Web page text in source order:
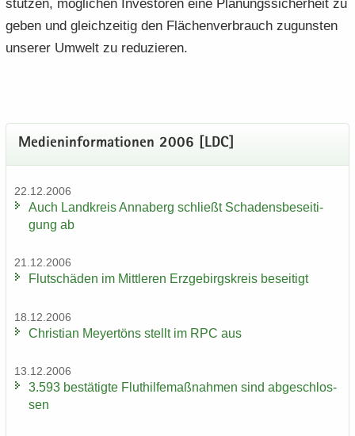
stüt­zen, mög­li­chen In­ves­to­ren eine Pla­nungs­si­cher­heit zu
geben und gleich­zei­tig den Flä­chen­ver­brauch zu­guns­ten
un­se­rer Um­welt zu re­du­zie­ren.
Me­di­en­in­for­ma­tio­nen 2006 [LDC]
22.12.2006
Auch Land­kreis An­na­berg schließt Scha­dens­be­sei­ti­
gung ab
21.12.2006
Flut­schä­den im Mitt­le­ren Erz­ge­birgs­kreis be­sei­tigt
18.12.2006
Chris­ti­an Mey­er­töns stellt im RPC aus
13.12.2006
3.593 be­stä­tig­te Flut­hil­fe­maß­nah­men sind ab­ge­schlos­
sen